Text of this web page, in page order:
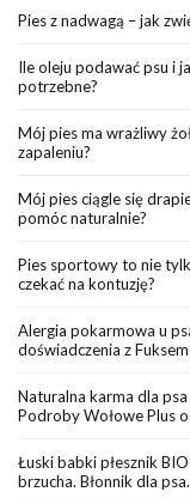
Pies z nadwagą – jak
Ile oleju podawać psu i
potrzebne?
Mój pies ma wrażliwy
zapaleniu?
Mój pies ciągle się
pomóc naturalnie?
Pies sportowy to nie
czekać na kontuzję?
Alergia pokarmowa u
doświadczenia z
Naturalna karma dla
Podroby Wołowe Plus
Łuski babki płesznik
brzucha. Błonnik dla psa.